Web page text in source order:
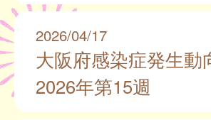
2026/04/17
大阪府感染症発生動
2026年第15週